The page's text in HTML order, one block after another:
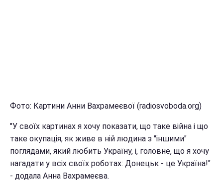
Фото: Картини Анни Вахрамеєвої (radiosvoboda.org)
"У своїх картинах я хочу показати, що таке війна і що
таке окупація, як живе в ній людина з "іншими"
поглядами, який любить Україну, і, головне, що я хочу
нагадати у всіх своїх роботах: Донецьк - це Україна!"
- додала Анна Вахрамеєва.